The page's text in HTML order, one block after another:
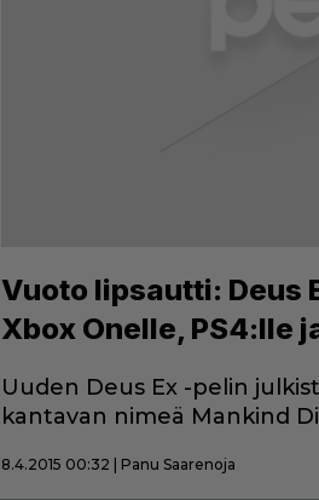
Vuoto lipsautti: Deus
Xbox Onelle, PS4:lle
Uuden Deus Ex -pelin
kantavan nimeä Mankind
8.4.2015 00:32 | Panu Saarenoja